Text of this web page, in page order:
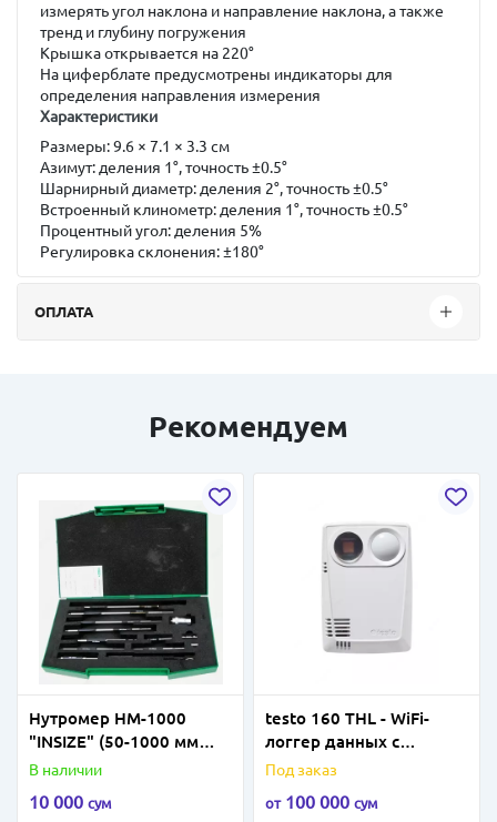
измерять угол наклона и направление наклона, а также
тренд и глубину погружения
Крышка открывается на 220°
На циферблате предусмотрены индикаторы для
определения направления измерения
Характеристики
Размеры:9.6 × 7.1 × 3.3 см
Азимут: деления 1°, точность ±0.5°
Шарнирный диаметр: деления 2°, точность ±0.5°
Встроенный клинометр: деления 1°, точность ±0.5°
Процентный угол: деления 5%
Регулировка склонения:±180°
ОПЛАТА
Рекомендуем
Нутромер НМ-1000
"INSIZE" (50-1000 мм
деление 0.01 мм)
В наличии
10 000 сум
testo 160 THL - WiFi-
логгер данных с
интегрированными
температуры,
Под заказ
от100 000 сум